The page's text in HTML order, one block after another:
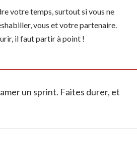
votre temps, surtout si vous ne
vous et votre partenaire.
il faut partir à point !
un sprint. Faites durer, et